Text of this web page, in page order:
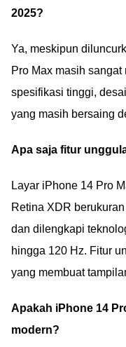
2025?
Ya, meskipun
Pro Max masih
spesifikasi tinggi,
yang masih bersaing
Apa saja fitur
Layar iPhone 14 Pro
Retina XDR
dan dilengkapi
hingga 120 Hz. Fitur
yang membuat
Apakah iPhone 14
modern?